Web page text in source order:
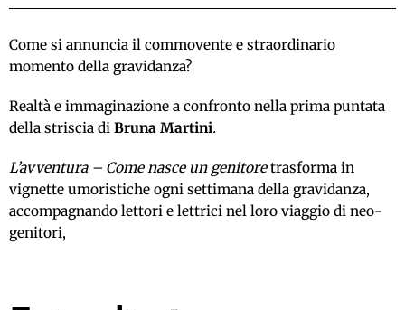
Come si annuncia il commovente e straordinario
momento della gravidanza?
Realtà e immaginazione a confronto nella prima puntata
della striscia di Bruna Martini.
L’avventura – Come nasce un genitoretrasforma in
vignette umoristiche ogni settimana della gravidanza,
accompagnando lettori e lettrici nel loro viaggio di neo-
genitori,